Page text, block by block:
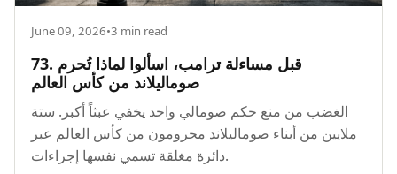
June 09, 2026•3 min read
73. قبل مساءلة ترامب، اسألوا لماذا تُحرم
صوماليلاند من كأس العالم
الغضب من منع حكم صومالي واحد يخفي عبثاً أكبر. ستة
ملايين من أبناء صوماليلاند محرومون من كأس العالم عبر
دائرة مغلقة تسمي نفسها إجراءات.